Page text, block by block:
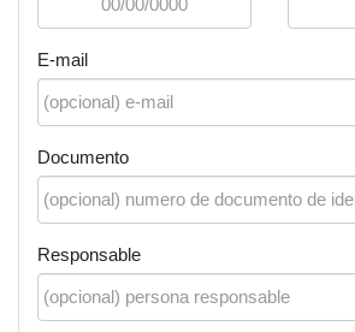
E-mail
Documento
Responsable